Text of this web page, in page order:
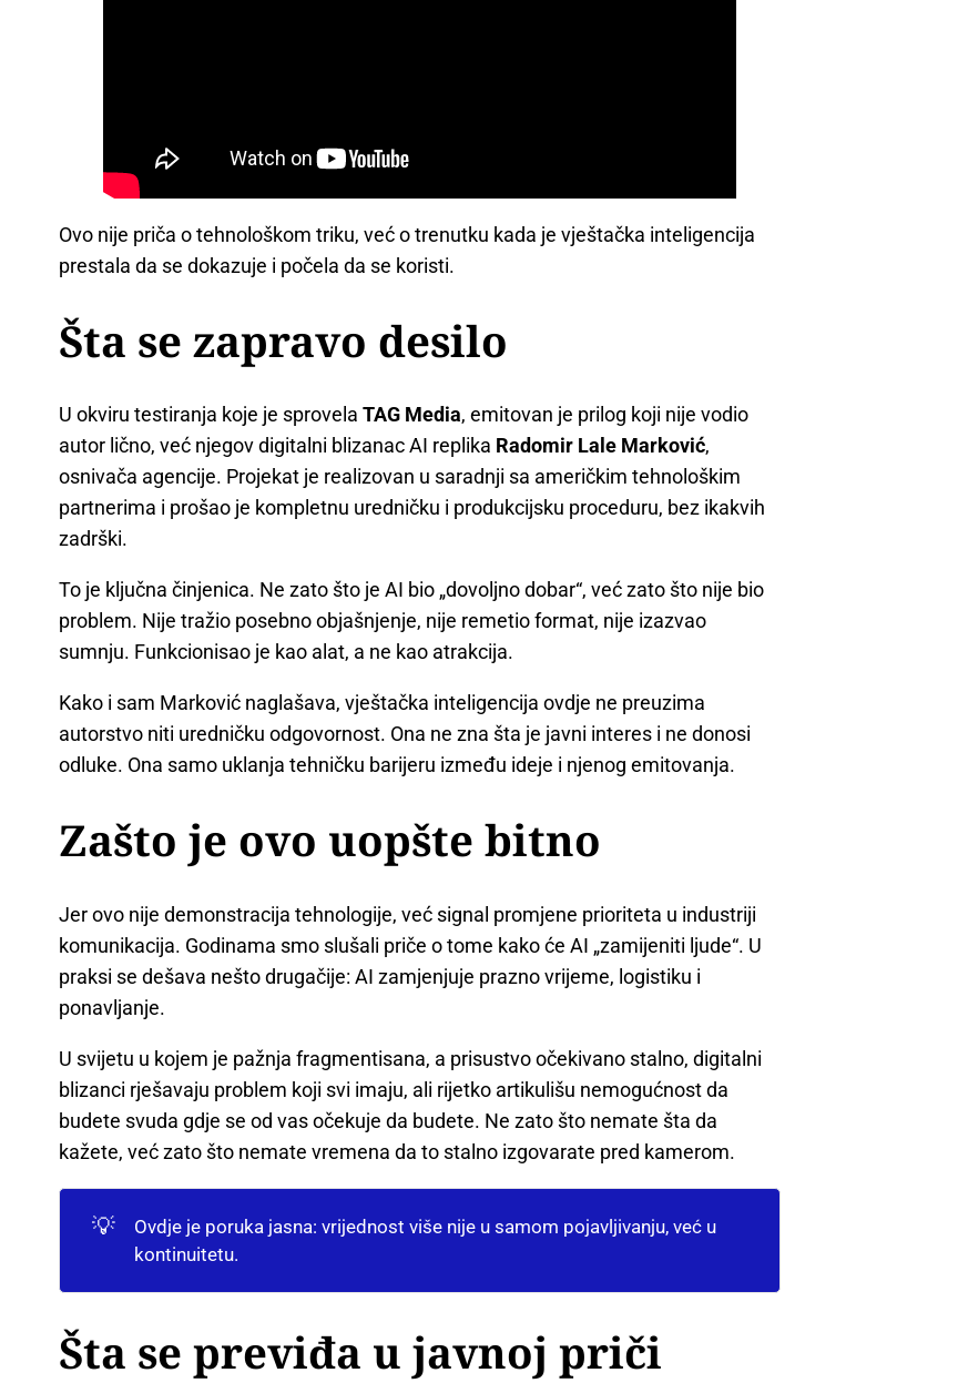
Ovo nije priča o tehnološkom triku, već o trenutku kada je vještačka inteligencija
prestala da se dokazuje i počela da se koristi.
Šta se zapravo desilo
U okviru testiranja koje je sprovelaTAG Media, emitovan je prilog koji nije vodio
autor lično, već njegov digitalni blizanac AI replika Radomir Lale Marković,
osnivača agencije. Projekat je realizovan u saradnji sa američkim tehnološkim
partnerima i prošao je kompletnu uredničku i produkcijsku proceduru, bez ikakvih
zadrški.
To je ključna činjenica. Ne zato što je AI bio „dovoljno dobar“, već zato što nije bio
problem. Nije tražio posebno objašnjenje, nije remetio format, nije izazvao
sumnju. Funkcionisao je kao alat, a ne kao atrakcija.
Kako i sam Marković naglašava, vještačka inteligencija ovdje ne preuzima
autorstvo niti uredničku odgovornost. Ona ne zna šta je javni interes i ne donosi
odluke. Ona samo uklanja tehničku barijeru između ideje i njenog emitovanja.
Zašto je ovo uopšte bitno
Jer ovo nije demonstracija tehnologije, već signal promjene prioriteta u industriji
komunikacija. Godinama smo slušali priče o tome kako će AI „zamijeniti ljude“. U
praksi se dešava nešto drugačije: AI zamjenjuje prazno vrijeme, logistiku i
ponavljanje.
U svijetu u kojem je pažnja fragmentisana, a prisustvo očekivano stalno, digitalni
blizanci rješavaju problem koji svi imaju, ali rijetko artikulišu nemogućnost da
budete svuda gdje se od vas očekuje da budete. Ne zato što nemate šta da
kažete, već zato što nemate vremena da to stalno izgovarate pred kamerom.
💡
Ovdje je poruka jasna: vrijednost više nije u samom pojavljivanju, već u
kontinuitetu.
Šta se previđa u javnoj priči